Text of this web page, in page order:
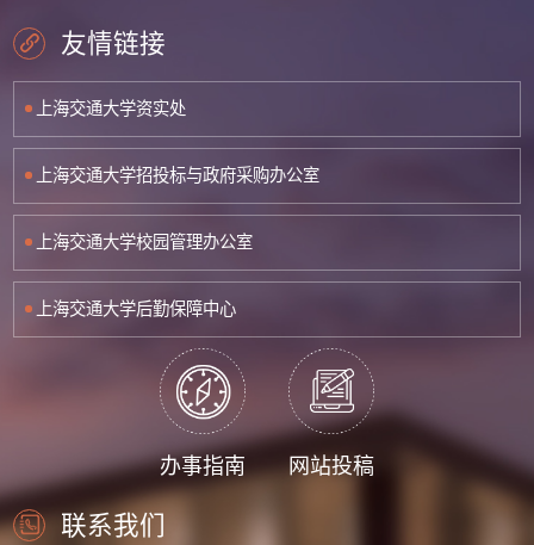
友情链接
上海交通大学资实处
上海交通大学招投标与政府采购办公室
上海交通大学校园管理办公室
上海交通大学后勤保障中心
办事指南 网站投稿
联系我们